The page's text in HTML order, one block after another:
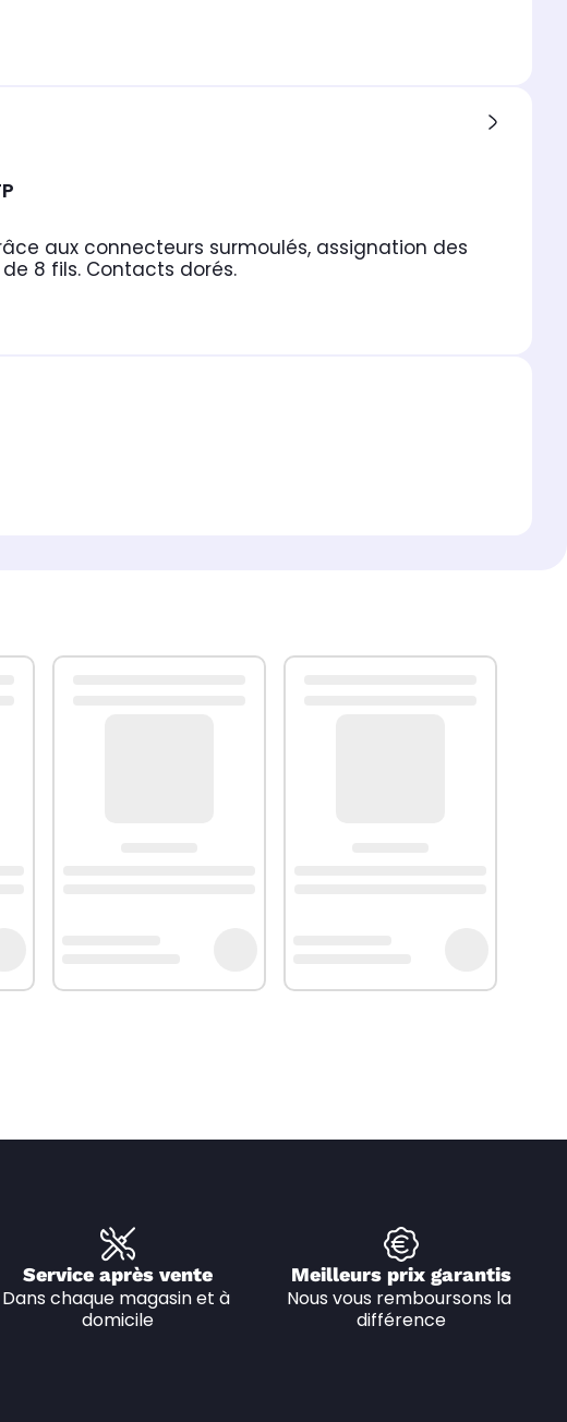
aux connecteurs surmoulés, assignation des
de 8 fils. Contacts dorés.
Service après vente
Dans chaque magasin et à
domicile
Meilleurs prix garantis
Nous vous remboursons la
différence